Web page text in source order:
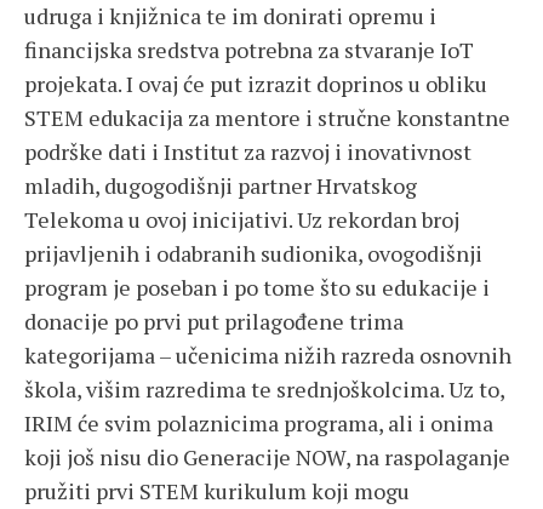
udruga i knjižnica te im donirati opremu i
financijska sredstva potrebna za stvaranje IoT
projekata. I ovaj će put izrazit doprinos u obliku
STEM edukacija za mentore i stručne konstantne
podrške dati i Institut za razvoj i inovativnost
mladih, dugogodišnji partner Hrvatskog
Telekoma u ovoj inicijativi. Uz rekordan broj
prijavljenih i odabranih sudionika, ovogodišnji
program je poseban i po tome što su edukacije i
donacije po prvi put prilagođene trima
kategorijama – učenicima nižih razreda osnovnih
škola, višim razredima te srednjoškolcima. Uz to,
IRIM će svim polaznicima programa, ali i onima
koji još nisu dio Generacije NOW, na raspolaganje
pružiti prvi STEM kurikulum koji mogu